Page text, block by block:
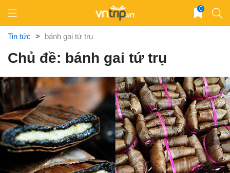
content
0
Tin tức > bánh gai tứ trụ
Chủ đề: bánh gai tứ trụ